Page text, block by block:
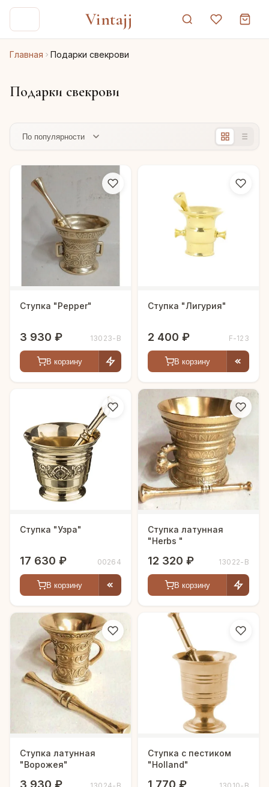
Vintajj
Главная Подарки свекрови
Подарки свекрови
Ступка "Pepper"
3 930 ₽ 13023-В
В корзину
Ступка "Лигурия"
2 400 ₽ F-123
В корзину
Ступка "Узра"
17 630 ₽ 00264
В корзину
Ступка латунная
"Herbs "
12 320 ₽ 13022-В
В корзину
Ступка латунная
"Ворожея"
Ступка с пестиком
"Holland"